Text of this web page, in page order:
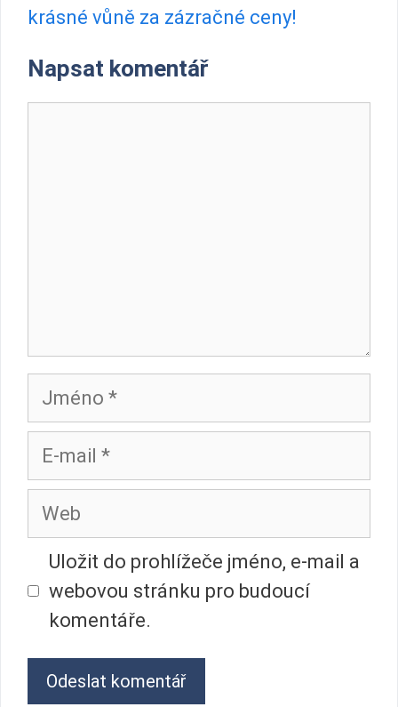
krásné vůně za zázračné ceny!
Napsat komentář
Jméno
E-
mail
Web
Uložit do prohlížeče jméno, e-mail a
webovou stránku pro budoucí
komentáře.